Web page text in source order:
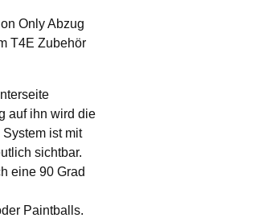
Only Abzug
T4E Zubehör
auf ihn wird die
ist mit
sichtbar.
eine 90 Grad
Paintballs.